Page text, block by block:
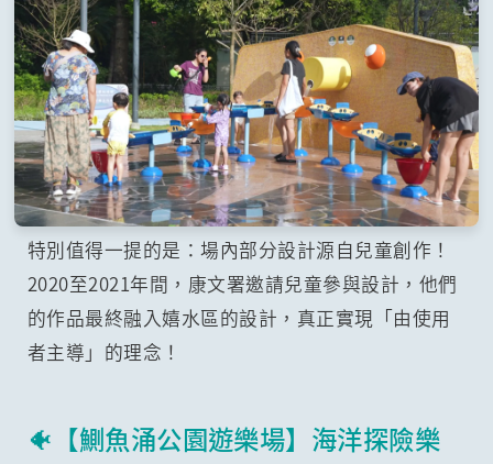
特別值得一提的是：場內部分設計源自兒童創作！
2020至2021年間，康文署邀請兒童參與設計，他們
的作品最終融入嬉水區的設計，真正實現「由使用
者主導」的理念！
🐠【鰂魚涌公園遊樂場】海洋探險樂